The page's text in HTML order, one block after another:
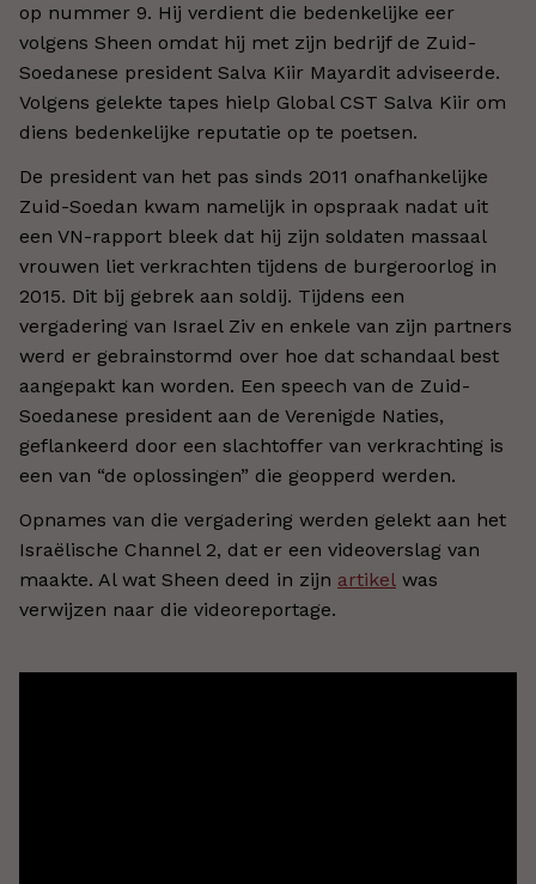
op nummer 9. Hij verdient die bedenkelijke eer
volgens Sheen omdat hij met zijn bedrijf de Zuid-
Soedanese president Salva Kiir Mayardit adviseerde.
Volgens gelekte tapes hielp Global CST Salva Kiir om
diens bedenkelijke reputatie op te poetsen.
De president van het pas sinds 2011 onafhankelijke
Zuid-Soedan kwam namelijk in opspraak nadat uit
een VN-rapport bleek dat hij zijn soldaten massaal
vrouwen liet verkrachten tijdens de burgeroorlog in
2015. Dit bij gebrek aan soldij. Tijdens een
vergadering van Israel Ziv en enkele van zijn partners
werd er gebrainstormd over hoe dat schandaal best
aangepakt kan worden. Een speech van de Zuid-
Soedanese president aan de Verenigde Naties,
geflankeerd door een slachtoffer van verkrachting is
een van “de oplossingen” die geopperd werden.
Opnames van die vergadering werden gelekt aan het
Israëlische Channel 2, dat er een videoverslag van
maakte. Al wat Sheen deed in zijn artikel was
verwijzen naar die videoreportage.